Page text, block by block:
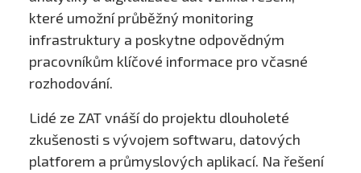
které umožní průběžný monitoring
infrastruktury a poskytne odpovědným
pracovníkům klíčové informace pro včasné
rozhodování.
Lidé ze ZAT vnáší do projektu dlouholeté
zkušenosti s vývojem softwaru, datových
platforem a průmyslových aplikací. Na řešení